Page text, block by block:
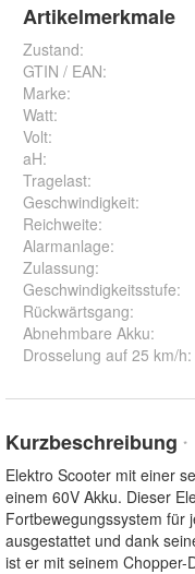
Artikelmerkmale
Zustand:
GTIN / EAN:
Marke:
Watt:
Volt:
aH:
Tragelast:
Geschwindigkeit:
Reichweite:
Alarmanlage:
Zulassung:
Geschwindigkeitsstufe:
Rückwärtsgang:
Abnehmbare Akku:
Drosselung auf 25 km/h:
Kurzbeschreibung *
Elektro Scooter mit einer
einem 60V Akku. Dieser
Fortbewegungssystem für
ausgestattet und dank
ist er mit seinem Chopper-